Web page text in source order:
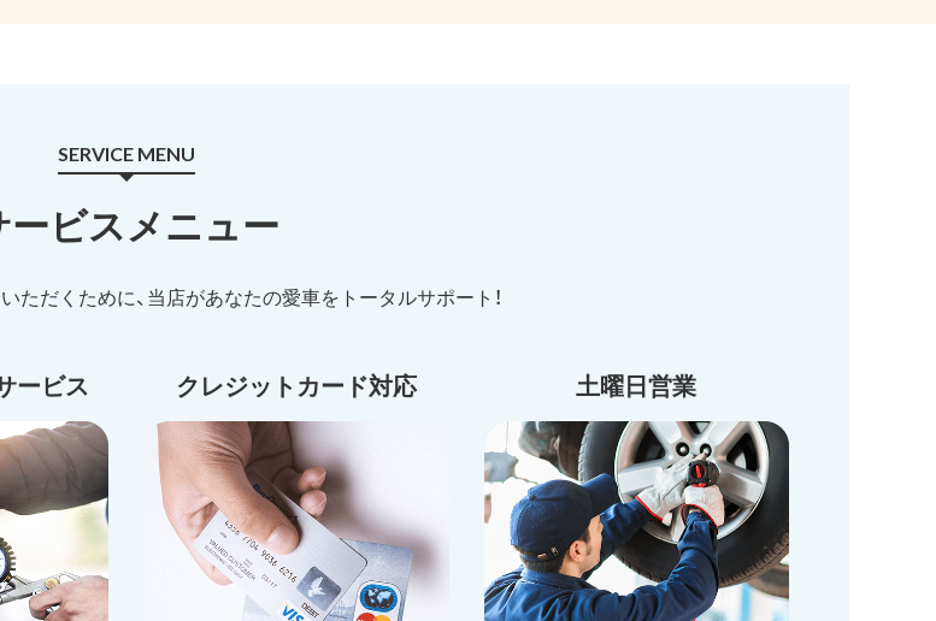
SERVICE MENU
ービスメニュー
ただくために、当店があなたの愛車をトータルサポート！
ービス クレジットカード対応 土曜日営業